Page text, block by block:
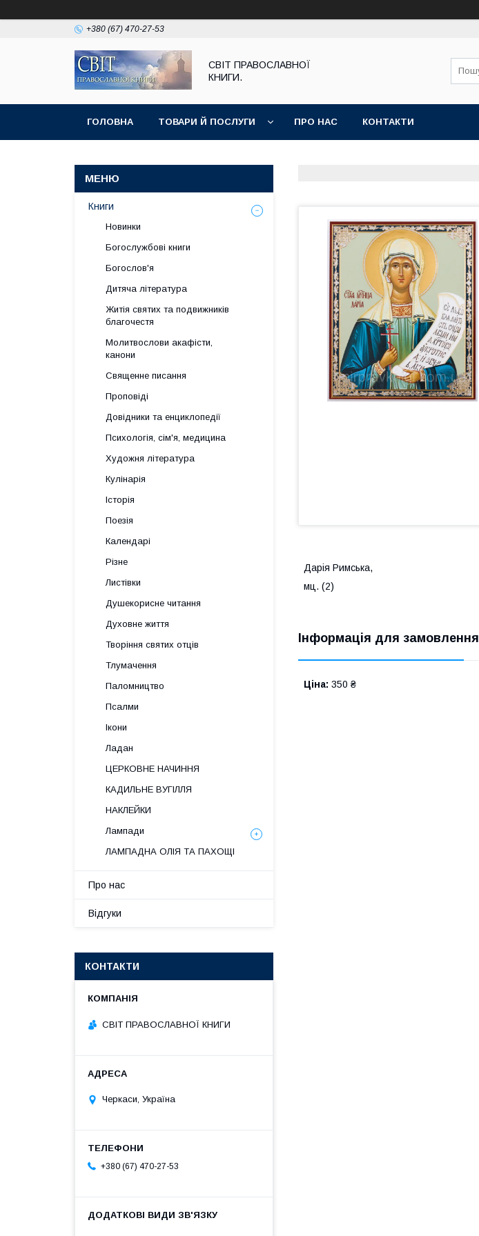
+380 (67) 470-27-53
СВІТ ПРАВОСЛАВНОЇ
КНИГИ.
ГОЛОВНА ТОВАРИ Й ПОСЛУГИ ПРО НАС КОНТАКТИ
Дарія Римська,
мц. (2)
Інформація для замовлення
Ціна: 350 ₴
Книги
Новинки
Богослужбові книги
Богослов'я
Дитяча література
Житія святих та подвижників
благочестя
Молитвослови акафісти,
канони
Священне писання
Проповіді
Довідники та енциклопедії
Психологія, сім'я, медицина
Художня література
Кулінарія
Історія
Поезія
Календарі
Різне
Листівки
Душекорисне читання
Духовне життя
Творіння святих отців
Тлумачення
Паломництво
Псалми
Ікони
Ладан
ЦЕРКОВНЕ НАЧИННЯ
КАДИЛЬНЕ ВУГІЛЛЯ
НАКЛЕЙКИ
Лампади
ЛАМПАДНА ОЛІЯ ТА ПАХОЩІ
Про нас
Відгуки
КОНТАКТИ
СВІТ ПРАВОСЛАВНОЇ КНИГИ
Черкаси, Україна
+380 (67) 470-27-53